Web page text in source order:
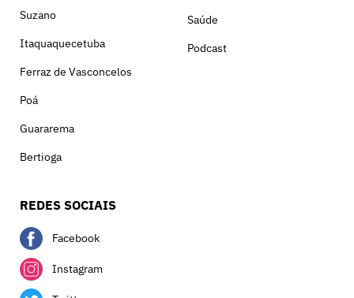
Suzano
Itaquaquecetuba
Ferraz de Vasconcelos
Poá
Guararema
Bertioga
Saúde
Podcast
REDES SOCIAIS
Facebook
Instagram